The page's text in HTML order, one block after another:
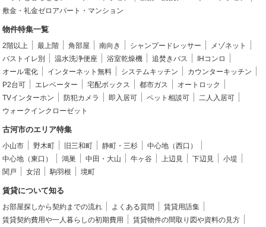
敷金・礼金ゼロアパート・マンション
物件特集一覧
2階以上 最上階 角部屋 南向き シャンプードレッサー
メゾネット
バストイレ別
温水洗浄便座 浴室乾燥機 追焚きバス
IHコンロ
オール電化
インターネット無料 システムキッチン
カウンターキッチン
P2台可
エレベーター 宅配ボックス 都市ガス
オートロック
TVインターホン
防犯カメラ 即入居可 ペット相談可
二人入居可
ウォークインクローゼット
古河市のエリア特集
小山市 野木町 旧三和町 静町・三杉
中心地（西口）
中心地（東口）
鴻巣 中田・大山 牛ヶ谷 上辺見 下辺見
小堤
関戸
女沼 駒羽根 境町
賃貸について知る
お部屋探しから契約までの流れ よくある質問
賃貸用語集
賃貸契約費用や一人暮らしの初期費用
賃貸物件の間取り図や資料の見方